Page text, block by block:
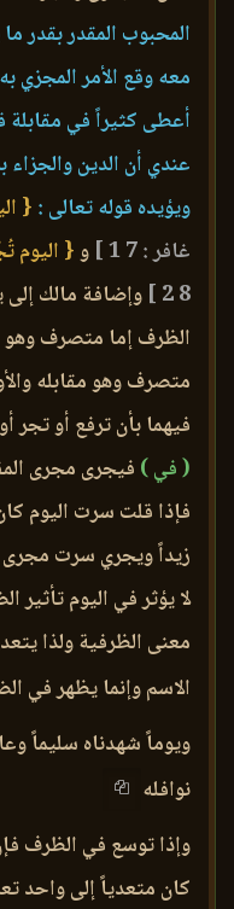
المحبوب المقدر بقدر
معه وقع الأمر المجزي
أعطى كثيراً في مقابلة
عندي أن الدين والجزاء
ويؤيده قوله تعالى : {
غافر : 7 1 ]
و{ اليوم
8 2 ]
وإضافة مالك إلى
الظرف إما متصرف وهو
متصرف وهو مقابله
فيهما بأن ترفع أو
( في ) فيجرى مجرى
فإذا قلت سرت اليوم
زيداً ويجري سرت مجرى
لا يؤثر في اليوم
معنى الظرفية ولذا
الاسم وإنما يظهر في
ويوماً شهدناه سليماً
نوافله
وإذا توسع في الظرف
كان متعدياً إلى واحد